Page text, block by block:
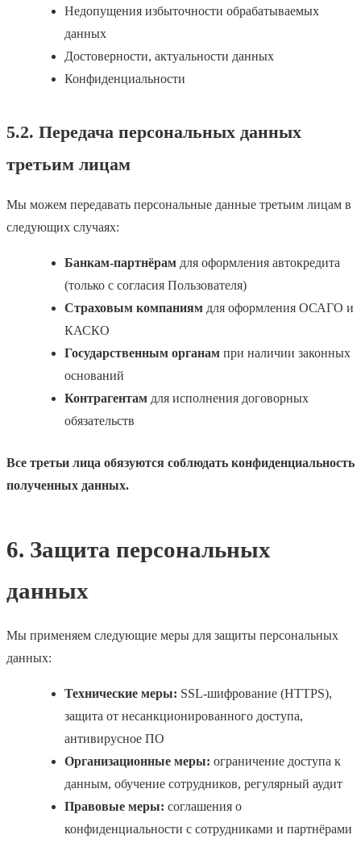
Недопущения избыточности обрабатываемых
данных
Достоверности, актуальности данных
Конфиденциальности
5.2. Передача персональных данных
третьим лицам
Мы можем передавать персональные данные третьим лицам в
следующих случаях:
Банкам-партнёрам для оформления автокредита
(только с согласия Пользователя)
Страховым компаниям для оформления ОСАГО и
КАСКО
Государственным органам при наличии законных
оснований
Контрагентам для исполнения договорных
обязательств
Все третьи лица обязуются соблюдать конфиденциальность
полученных данных.
6. Защита персональных
данных
Мы применяем следующие меры для защиты персональных
данных:
Технические меры: SSL-шифрование (HTTPS),
защита от несанкционированного доступа,
антивирусное ПО
Организационные меры: ограничение доступа к
данным, обучение сотрудников, регулярный аудит
Правовые меры: соглашения о
конфиденциальности с сотрудниками и партнёрами